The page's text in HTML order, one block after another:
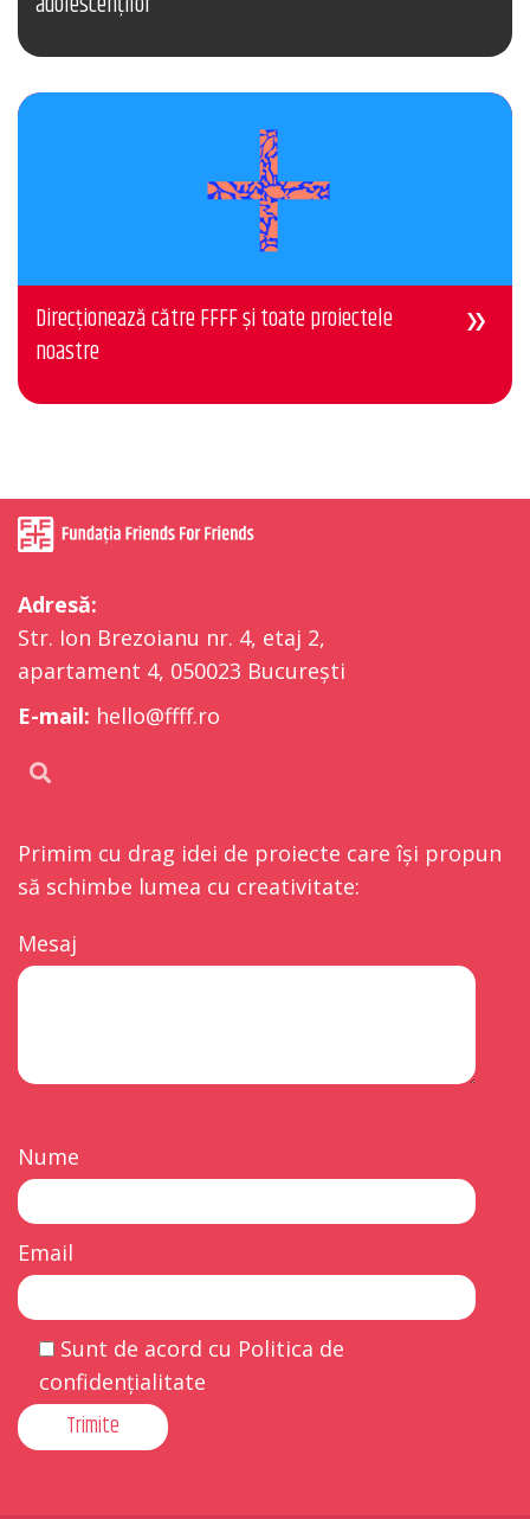
Direcționează către FFFF și toate proiectele
noastre
Adresă:
Str. Ion Brezoianu nr. 4, etaj 2,
apartament 4, 050023 București
E-mail: hello@ffff.ro
Primim cu drag idei de proiecte care își propun
să schimbe lumea cu creativitate:
Mesaj
Nume
Email
Sunt de acord cu Politica de
confidențialitate